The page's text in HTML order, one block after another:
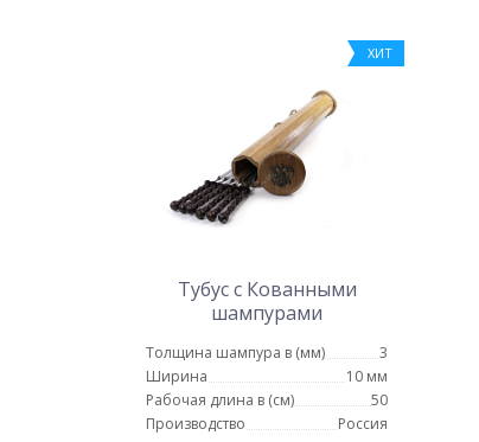
ХИТ
Тубус с Кованными
шампурами
Толщина шампура в (мм)
3
Ширина
10 мм
Рабочая длина в (см)
50
Производство
Россия